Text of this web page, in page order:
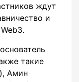
ждут
и
такие
Амин